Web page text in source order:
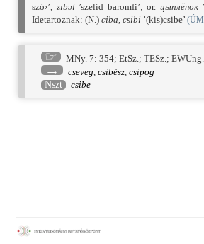
szó›’, zibəl’szelíd baromfi’; or. цыплёнок
Idetartoznak: (N.) ciba, csibi ’(kis)csibe’
☞ MNy. 7: 354;EtSz.;TESz.;EWUng.
→ cseveg,csibész,csipog
Nszt
csibe